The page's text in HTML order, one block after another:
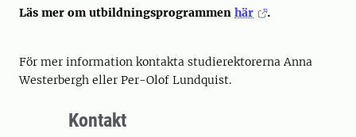
Läs mer om utbildningsprogrammen här .
För mer information kontakta studierektorerna Anna
Westerbergh eller Per-Olof Lundquist.
Kontakt